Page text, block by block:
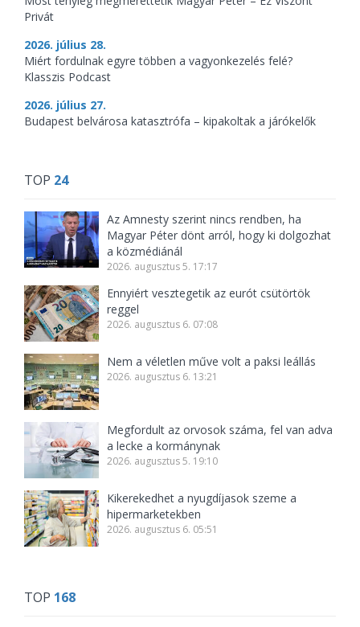
Privát
2026. július 28.
Miért fordulnak egyre többen a vagyonkezelés felé?
Klasszis Podcast
2026. július 27.
Budapest belvárosa katasztrófa – kipakoltak a járókelők
TOP 24
Az Amnesty szerint nincs rendben, ha
Magyar Péter dönt arról, hogy ki dolgozhat
a közmédiánál
2026. augusztus 5. 17:17
Ennyiért vesztegetik az eurót csütörtök
reggel
2026. augusztus 6. 07:08
Nem a véletlen műve volt a paksi leállás
2026. augusztus 6. 13:21
Megfordult az orvosok száma, fel van adva
a lecke a kormánynak
2026. augusztus 5. 19:10
Kikerekedhet a nyugdíjasok szeme a
hipermarketekben
2026. augusztus 6. 05:51
TOP 168